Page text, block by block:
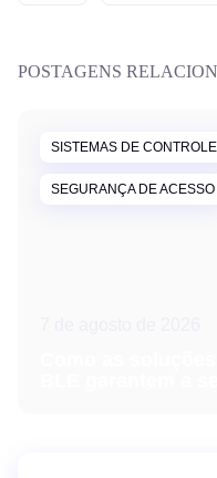
POSTAGENS
SISTEMAS DE
SEGURANÇA DE ACESSO